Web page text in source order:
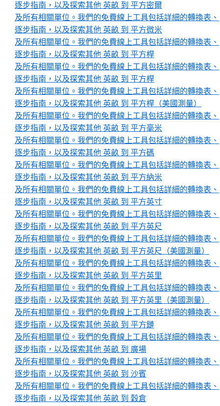
逐步指南，以及探索其他 英畝 到 平方密爾
及所有相關單位。我們的免費線上工具包括詳細的轉換表、
逐步指南，以及探索其他 英畝 到 平方微米
及所有相關單位。我們的免費線上工具包括詳細的轉換表、
逐步指南，以及探索其他 英畝 到 平方桿
及所有相關單位。我們的免費線上工具包括詳細的轉換表、
逐步指南，以及探索其他 英畝 到 平方桿
及所有相關單位。我們的免費線上工具包括詳細的轉換表、
逐步指南，以及探索其他 英畝 到 平方桿（美國測量）
及所有相關單位。我們的免費線上工具包括詳細的轉換表、
逐步指南，以及探索其他 英畝 到 平方毫米
及所有相關單位。我們的免費線上工具包括詳細的轉換表、
逐步指南，以及探索其他 英畝 到 平方碼
及所有相關單位。我們的免費線上工具包括詳細的轉換表、
逐步指南，以及探索其他 英畝 到 平方納米
及所有相關單位。我們的免費線上工具包括詳細的轉換表、
逐步指南，以及探索其他 英畝 到 平方英寸
及所有相關單位。我們的免費線上工具包括詳細的轉換表、
逐步指南，以及探索其他 英畝 到 平方英尺
及所有相關單位。我們的免費線上工具包括詳細的轉換表、
逐步指南，以及探索其他 英畝 到 平方英尺（美國測量）
及所有相關單位。我們的免費線上工具包括詳細的轉換表、
逐步指南，以及探索其他 英畝 到 平方英里
及所有相關單位。我們的免費線上工具包括詳細的轉換表、
逐步指南，以及探索其他 英畝 到 平方英里（美國測量）
及所有相關單位。我們的免費線上工具包括詳細的轉換表、
逐步指南，以及探索其他 英畝 到 平方鏈
及所有相關單位。我們的免費線上工具包括詳細的轉換表、
逐步指南，以及探索其他 英畝 到 廣場
及所有相關單位。我們的免費線上工具包括詳細的轉換表、
逐步指南，以及探索其他 英畝 到 沙賓
及所有相關單位。我們的免費線上工具包括詳細的轉換表、
逐步指南，以及探索其他 英畝 到 穀倉